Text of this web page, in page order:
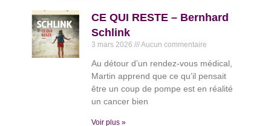
CE QUI RESTE – Bernhard
Schlink
3 mars 2026 Aucun commentaire
Au détour d’un rendez-vous médical,
Martin apprend que ce qu’il pensait
être un coup de pompe est en réalité
un cancer bien
Voir plus »